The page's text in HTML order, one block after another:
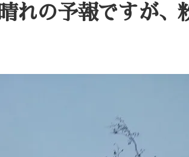
晴れの予報ですが